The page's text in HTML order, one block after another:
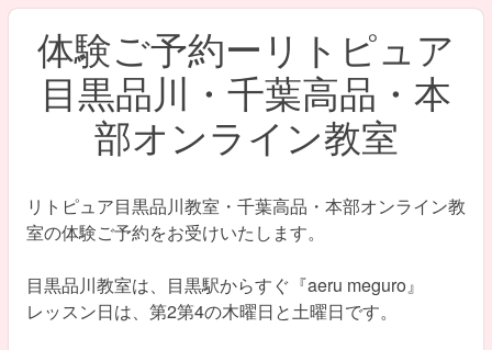
体験ご予約ーリトピュア
目黒品川・千葉高品・本
部オンライン教室
リトピュア目黒品川教室・千葉高品・本部オンライン教
室の体験ご予約をお受けいたします。
目黒品川教室は、目黒駅からすぐ『aeru meguro』
レッスン日は、第2第4の木曜日と土曜日です。